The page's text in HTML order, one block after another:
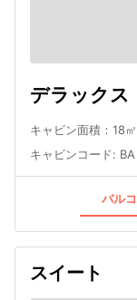
デラックス
キャビン面積：18
キャビンコード: BA
バル
スイート